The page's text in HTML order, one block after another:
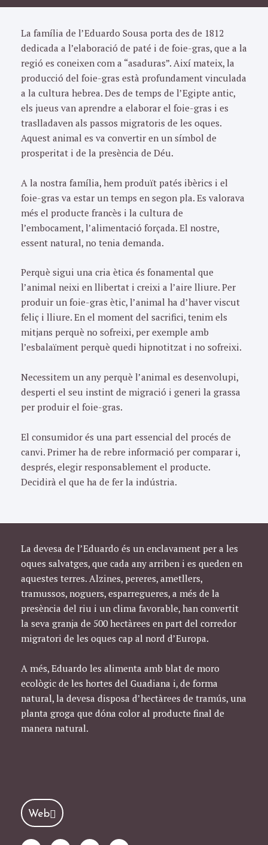
La família de l’Eduardo Sousa porta des de 1812
dedicada a l’elaboració de paté i de foie-gras, que a la
regió es coneixen com a “asaduras”. Així mateix, la
producció del foie-gras està profundament vinculada
a la cultura hebrea. Des de temps de l’Egipte antic,
els jueus van aprendre a elaborar el foie-gras i es
traslladaven als passos migratoris de les oques.
Aquest animal es va convertir en un símbol de
prosperitat i de la presència de Déu.
A la nostra família, hem produït patés ibèrics i el
foie-gras va estar un temps en segon pla. Es valorava
més el producte francès i la cultura de
l’embocament, l’alimentació forçada. El nostre,
essent natural, no tenia demanda.
Perquè sigui una cria ètica és fonamental que
l’animal neixi en llibertat i creixi a l’aire lliure. Per
produir un foie-gras ètic, l’animal ha d’haver viscut
feliç i lliure. En el moment del sacrifici, tenim els
mitjans perquè no sofreixi, per exemple amb
l’esbalaïment perquè quedi hipnotitzat i no sofreixi.
Necessitem un any perquè l’animal es desenvolupi,
desperti el seu instint de migració i generi la grassa
per produir el foie-gras.
El consumidor és una part essencial del procés de
canvi. Primer ha de rebre informació per comparar i,
després, elegir responsablement el producte.
Decidirà el que ha de fer la indústria.
La devesa de l’Eduardo és un enclavament per a les
oques salvatges, que cada any arriben i es queden en
aquestes terres. Alzines, pereres, ametllers,
tramussos, noguers, esparregueres, a més de la
presència del riu i un clima favorable, han convertit
la seva granja de 500 hectàrees en part del corredor
migratori de les oques cap al nord d’Europa.
A més, Eduardo les alimenta amb blat de moro
ecològic de les hortes del Guadiana i, de forma
natural, la devesa disposa d’hectàrees de tramús, una
planta groga que dóna color al producte final de
manera natural.
Web